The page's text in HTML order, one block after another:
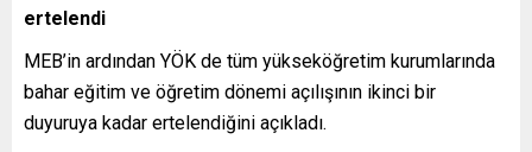
ertelendi
MEB’in ardından YÖK de tüm yükseköğretim kurumlarında
bahar eğitim ve öğretim dönemi açılışının ikinci bir
duyuruya kadar ertelendiğini açıkladı.